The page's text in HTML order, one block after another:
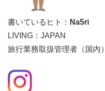
書いているヒト： Na5ri
LIVING：JAPAN
旅行業務取扱管理者（国内）